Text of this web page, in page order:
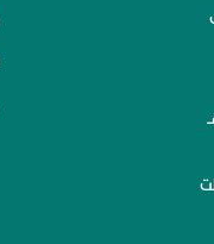
25-6-1410هــ